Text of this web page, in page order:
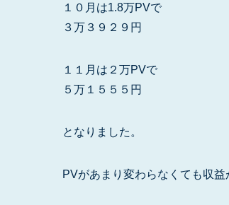
１０月は1.8万PVで
３万３９２９円
１１月は２万PVで
５万１５５５円
となりました。
PVがあまり変わらなくても収